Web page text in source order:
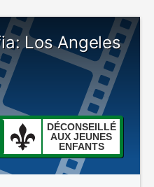
Los Angeles
DÉCONSEILLÉ
AUX JEUNES
ENFANTS